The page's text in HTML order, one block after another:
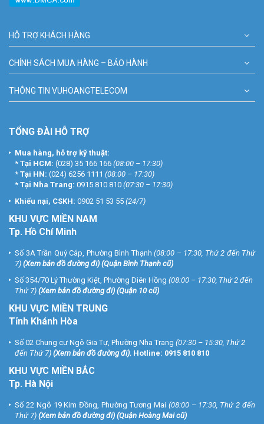
HỖ TRỢ KHÁCH HÀNG
CHÍNH SÁCH MUA HÀNG – BẢO HÀNH
THÔNG TIN VUHOANGTELECOM
TỔNG ĐÀI HỖ TRỢ
Mua hàng, hỗ trợ kỹ thuật:
* Tại HCM: (028) 35 166 166 (08:00 – 17:30)
* Tại HN: (024) 6256 1111 (08:00 – 17:30)
* Tại Nha Trang: 0915 810 810 (07:30 – 17:30)
Khiếu nại, CSKH: 0902 51 53 55 (24/7)
KHU VỰC MIỀN NAM
Tp. Hồ Chí Minh
Số 3A Trần Quý Cáp, Phường Bình Thạnh (08:00 – 17:30, Thứ 2 đến Thứ
7) (Xem bản đồ đường đi) (Quận Bình Thạnh cũ)
Số 354/70 Lý Thường Kiệt, Phường Diên Hồng (08:00 – 17:30, Thứ 2 đến
Thứ 7) (Xem bản đồ đường đi) (Quận 10 cũ)
KHU VỰC MIỀN TRUNG
Tỉnh Khánh Hòa
Số 02 Chung cư Ngô Gia Tự, Phường Nha Trang (07:30 – 15:30, Thứ 2
đến Thứ 7) (Xem bản đồ đường đi). Hotline: 0915 810 810
KHU VỰC MIỀN BẮC
Tp. Hà Nội
Số 22 Ngõ 19 Kim Đồng, Phường Tương Mai (08:00 – 17:30, Thứ 2 đến
Thứ 7) (Xem bản đồ đường đi) (Quận Hoàng Mai cũ)